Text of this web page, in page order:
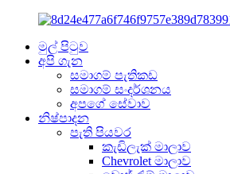
මුල් පිටුව
අපි ගැන
සමාගම් පැතිකඩ
සමාගම් සංදර්ශනය
අපගේ සේවාව
නිෂ්පාදන
පැති පියවර
කැඩිලැක් මාලාව
Chevrolet මාලාව